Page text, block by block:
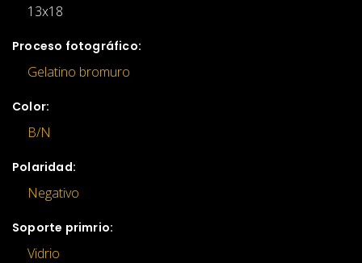
13x18
Proceso fotográfico:
Gelatino bromuro
Color:
B/N
Polaridad:
Negativo
Soporte primrio:
Vidrio